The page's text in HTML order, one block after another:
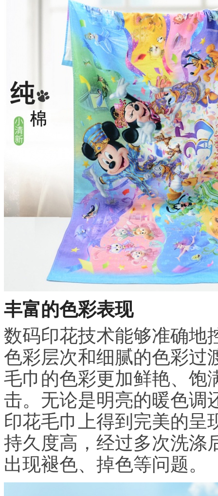
丰富的色彩表现
数码印花技术能够准确地
色彩层次和细腻的色彩过
毛巾的色彩更加鲜艳、饱
击。无论是明亮的暖色调
印花毛巾上得到完美的呈
持久度高，经过多次洗涤
出现褪色、掉色等问题。